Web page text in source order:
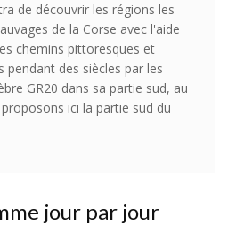
de découvrir les régions les
de la Corse avec l'aide
chemins pittoresques et
pendant des siècles par les
GR20 dans sa partie sud, au
ici la partie sud du
jour par jour